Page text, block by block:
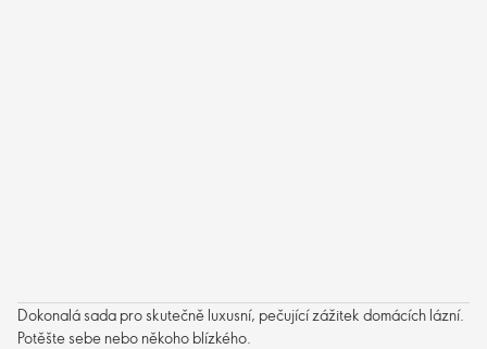
Dokonalá sada pro skutečně luxusní, pečující zážitek domácích lázní.
Potěšte sebe nebo někoho blízkého.